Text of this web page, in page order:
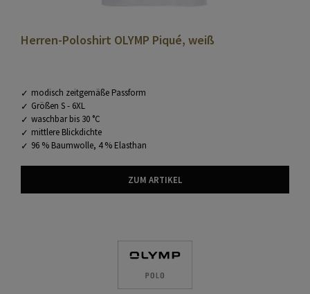
Herren-Poloshirt OLYMP Piqué, weiß
modisch zeitgemäße Passform
Größen S - 6XL
waschbar bis 30 °C
mittlere Blickdichte
96 % Baumwolle, 4 % Elasthan
ZUM ARTIKEL